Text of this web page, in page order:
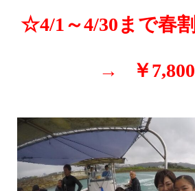
☆4/1～4/30まで春
→ ￥